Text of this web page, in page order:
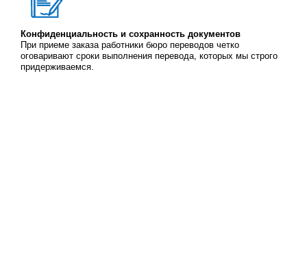
Конфиденциальность и сохранность документов
При приеме заказа работники бюро переводов четко
оговаривают сроки выполнения перевода, которых мы строго
придерживаемся.